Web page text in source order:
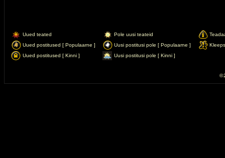
Uued teated Pole uusi teateid
Uued postitused [ Populaarne ]
Uusi postitusi pole [ Populaarne ]
Kleeps
Uued postitused [ Kinni ]
Uusi postitusi pole [ Kinni ]
©